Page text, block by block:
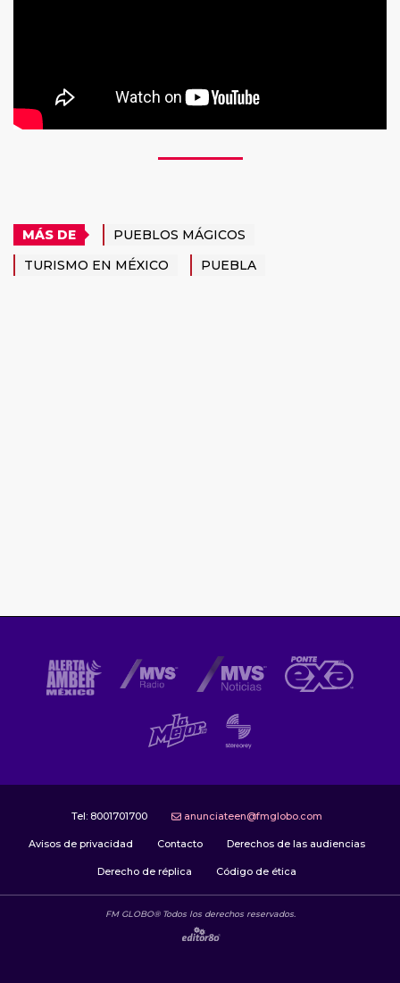
MÁS DE
PUEBLOS MÁGICOS
TURISMO EN MÉXICO
PUEBLA
Tel: 8001701700 anunciateen@fmglobo.com
Avisos de privacidad Contacto Derechos de las audiencias
Derecho de réplica Código de ética
FM GLOBO® Todos los derechos reservados.